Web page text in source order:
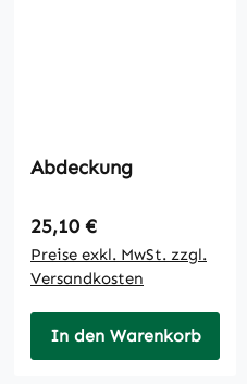
Abdeckung
Regulärer Preis:
25,10 €
Preise exkl. MwSt. zzgl.
Versandkosten
In den Warenkorb